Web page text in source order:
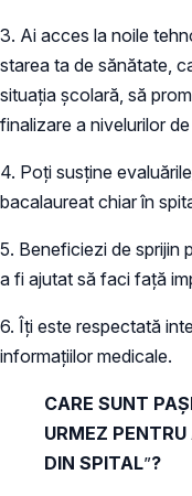
3. Ai acces la noile
starea ta de sănătate,
situația școlară, să
finalizare a nivelurilor
4. Poți susține
bacalaureat chiar în
5. Beneficiezi de sprijin
a fi ajutat să faci față
6. Îți este respectată
informațiilor medicale.
CARE SUNT
URMEZ
DIN SPITAL”?